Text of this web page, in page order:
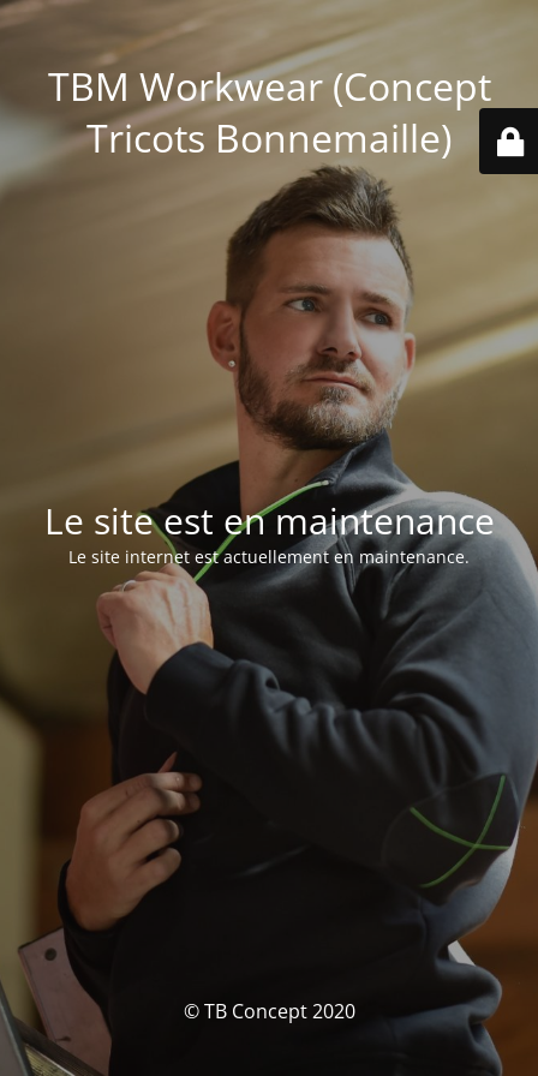
TBM Workwear (Concept
Tricots Bonnemaille)
Le site est en maintenance
Le site internet est actuellement en maintenance.
© TB Concept 2020